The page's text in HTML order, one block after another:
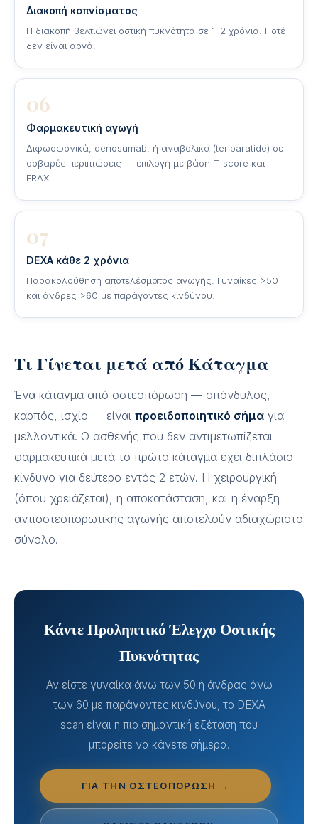
Διακοπή καπνίσματος
Η διακοπή βελτιώνει οστική πυκνότητα σε 1–2 χρόνια. Ποτέ
δεν είναι αργά.
06
Φαρμακευτική αγωγή
Διφωσφονικά, denosumab, ή αναβολικά (teriparatide) σε
σοβαρές περιπτώσεις — επιλογή με βάση T-score και
FRAX.
07
DEXA κάθε 2 χρόνια
Παρακολούθηση αποτελέσματος αγωγής. Γυναίκες >50
και άνδρες >60 με παράγοντες κινδύνου.
Τι Γίνεται μετά από Κάταγμα
Ένα κάταγμα από οστεοπόρωση — σπόνδυλος,
καρπός, ισχίο — είναι προειδοποιητικό σήμα για
μελλοντικά. Ο ασθενής που δεν αντιμετωπίζεται
φαρμακευτικά μετά το πρώτο κάταγμα έχει διπλάσιο
κίνδυνο για δεύτερο εντός 2 ετών. Η χειρουργική
(όπου χρειάζεται), η αποκατάσταση, και η έναρξη
αντιοστεοπορωτικής αγωγής αποτελούν αδιαχώριστο
σύνολο.
Κάντε Προληπτικό Έλεγχο Οστικής
Πυκνότητας
Αν είστε γυναίκα άνω των 50 ή άνδρας άνω
των 60 με παράγοντες κινδύνου, το DEXA
scan είναι η πιο σημαντική εξέταση που
μπορείτε να κάνετε σήμερα.
ΓΙΑ ΤΗΝ ΟΣΤΕΟΠΌΡΩΣΗ →